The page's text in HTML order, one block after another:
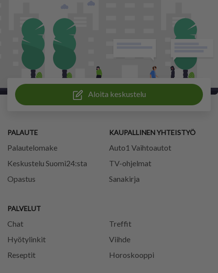
Aloita keskustelu
PALAUTE
Palautelomake
Keskustelu Suomi24:sta
Opastus
PALVELUT
Chat
Treffit
Hyötylinkit
Viihde
Reseptit
Horoskooppi
KAUPALLINEN YHTEISTYÖ
Auto1 Vaihtoautot
TV-ohjelmat
Sanakirja